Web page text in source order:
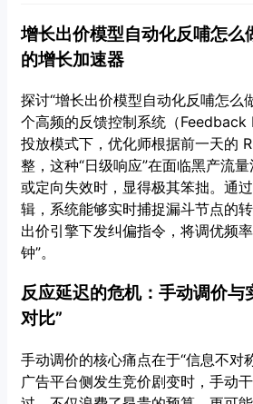
增长出价模型自动化反哺怎么
的增长加速器
探讨“增长出价模型自动化反哺怎么
个高频的反馈控制系统（
投放模式下，优化师根据前一天的
整，这种“日级响应”在面临黑产流
或定向失效时，显得极其笨拙。通
辑，系统能够实时捕捉漏斗节点的
出价引擎下发纠偏指令，将调优频率
钟”。
反应延迟的危机：手动调价与
对比”
手动调价的核心痛点在于“信息不对
广告平台侧发生竞价剧变时，手动